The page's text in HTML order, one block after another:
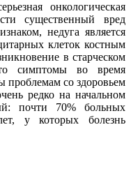
онкологическая
существенный вред
недуга является
клеток костным
в старческом
симптомы во время
проблемам со здоровьем
редко на начальном
почти 70% больных
у которых болезнь